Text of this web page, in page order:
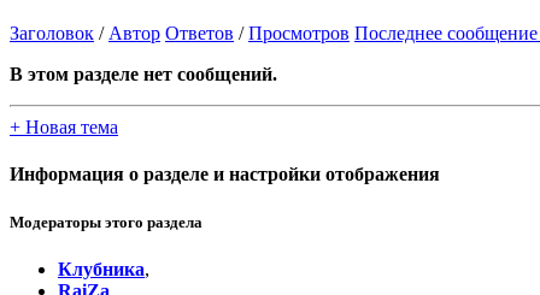
Заголовок / Автор Ответов /Просмотров Последнее сообщение
В этом разделе нет сообщений.
+ Новая тема
Информация о разделе и настройки отображения
Модераторы этого раздела
Клубника,
RaiZa